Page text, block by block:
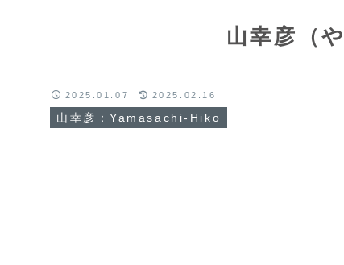
山幸彦（
山幸彦：Yamasachi-Hiko
2025.01.07 2025.02.16